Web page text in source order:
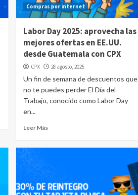
Compras por internet
Labor Day 2025: aprovecha las
mejores ofertas en EE.UU.
desde Guatemala con CPX
CPX 28 agosto, 2025
Un fin de semana de descuentos que
no te puedes perder El Día del
Trabajo, conocido como Labor Day
en...
Leer Más